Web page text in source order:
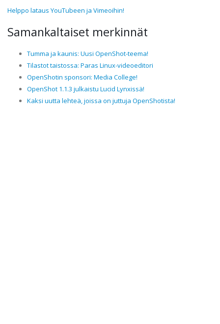
Helppo lataus YouTubeen ja Vimeoihin!
Samankaltaiset merkinnät
Tumma ja kaunis: Uusi OpenShot-teema!
Tilastot taistossa: Paras Linux-videoeditori
OpenShotin sponsori: Media College!
OpenShot 1.1.3 julkaistu Lucid Lynxissä!
Kaksi uutta lehteä, joissa on juttuja OpenShotista!